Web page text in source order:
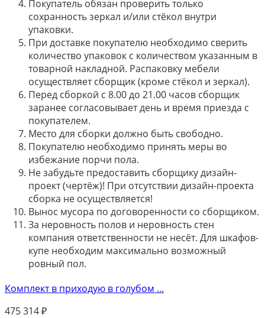
Покупатель обязан проверить только
сохранность зеркал и/или стёкол внутри
упаковки.
При доставке покупателю необходимо сверить
количество упаковок с количеством указанным в
товарной накладной. Распаковку мебели
осуществляет сборщик (кроме стёкол и зеркал).
Перед сборкой с 8.00 до 21.00 часов сборщик
заранее согласовывает день и время приезда с
покупателем.
Место для сборки должно быть свободно.
Покупателю необходимо принять меры во
избежание порчи пола.
Не забудьте предоставить сборщику дизайн-
проект (чертёж)! При отсутствии дизайн-проекта
сборка не осуществляется!
Вынос мусора по договоренности со сборщиком.
За неровность полов и неровность стен
компания ответственности не несёт. Для шкафов-
купе необходим максимально возможный
ровный пол.
Комплект в приходую в голубом ...
475 314₽